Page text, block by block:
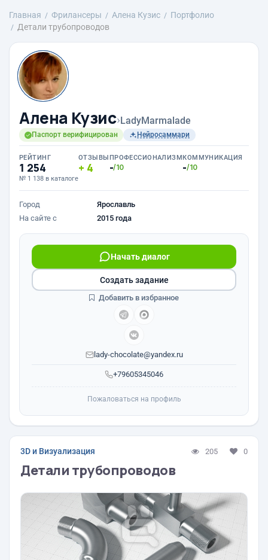
Главная Фрилансеры Алена Кузис
Портфолио
Детали трубопроводов
Алена Кузис›LadyMarmalade
Паспорт верифицирован Нейросаммари
РЕЙТИНГ
1 254
№ 1 138 в каталоге
ОТЗЫВЫ
4
ПРОФЕССИОНАЛИЗМ
-/10
КОММУНИКАЦИЯ
-/10
Город
Ярославль
На сайте с
2015 года
+79605345046
Начать диалог
lady-chocolate@yandex.ru
Создать задание
Добавить в избранное
Пожаловаться на профиль
3D и Визуализация 205 0
Детали трубопроводов